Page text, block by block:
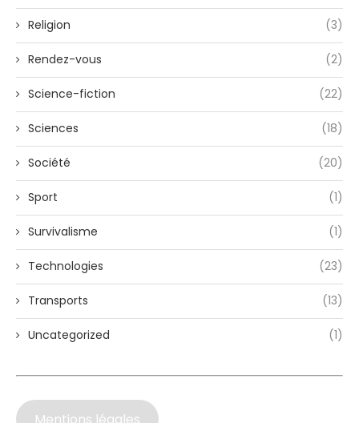
Religion (3)
Rendez-vous (2)
Science-fiction (22)
Sciences (18)
Société (20)
Sport (1)
Survivalisme (1)
Technologies (23)
Transports (13)
Uncategorized (1)
Mentions légales